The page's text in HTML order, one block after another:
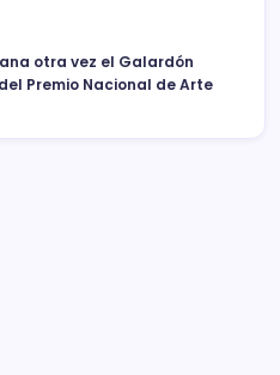
otra vez el Galardón
Premio Nacional de Arte